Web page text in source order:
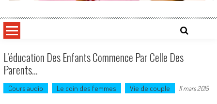
L’éducation Des Enfants Commence Par Celle Des
Parents…
Cours audio Le coin des femmes Vie de couple 11 mars 2015